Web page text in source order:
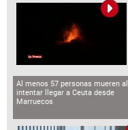
Al menos 57 personas mueren al
intentar llegar a Ceuta desde
Marruecos